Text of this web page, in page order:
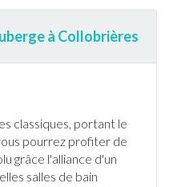
à Collobrières
classiques, portant le
pourrez profiter de
grâce l'alliance d'un
salles de bain